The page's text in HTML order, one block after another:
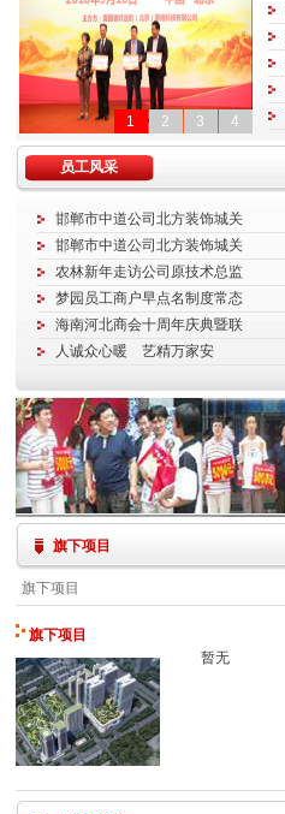
1 2 3 4
员工风采
邯郸市中道公司北方装饰城关
邯郸市中道公司北方装饰城关
农林新年走访公司原技术总监
梦园员工商户早点名制度常态
海南河北商会十周年庆典暨联
人诚众心暖 艺精万家安
旗下项目
旗下项目
旗下项目
暂无